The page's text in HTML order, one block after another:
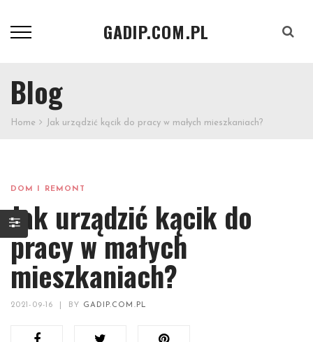
GADIP.COM.PL
Blog
Home Jak urządzić kącik do pracy w małych mieszkaniach?
DOM I REMONT
Jak urządzić kącik do
pracy w małych
mieszkaniach?
2021-09-16 BY GADIP.COM.PL